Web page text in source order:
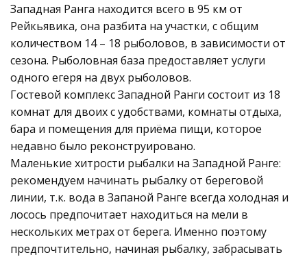
Западная Ранга находится всего в 95 км от
Рейкьявика, она разбита на участки, с общим
количеством 14 – 18 рыболовов, в зависимости от
сезона. Рыболовная база предоставляет услуги
одного егеря на двух рыболовов.
Гостевой комплекс Западной Ранги состоит из 18
комнат для двоих с удобствами, комнаты отдыха,
бара и помещения для приёма пищи, которое
недавно было реконструировано.
Маленькие хитрости рыбалки на Западной Ранге:
рекомендуем начинать рыбалку от береговой
линии, т.к. вода в Запаной Ранге всегда холодная и
лосось предпочитает находиться на мели в
нескольких метрах от берега. Именно поэтому
предпочтительно, начиная рыбалку, забрасывать